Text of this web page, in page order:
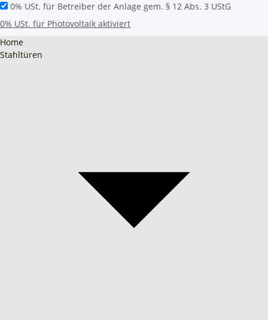
0% USt. für Betreiber der Anlage gem. § 12 Abs. 3 UStG
0% USt. für Photovoltaik aktiviert
Home
Stahltüren